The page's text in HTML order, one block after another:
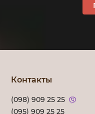
Контакты
(098) 909 25 25
(095) 909 25 25